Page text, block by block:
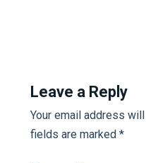
Leave a Reply
Your email address
fields are marked *